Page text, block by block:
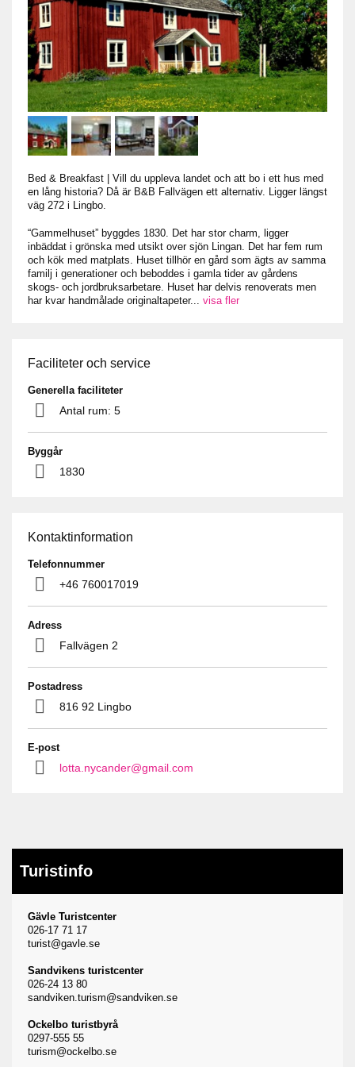
Bed & Breakfast
Vill du uppleva landet och att bo i ett hus med
en lång historia? Då är B&B Fallvägen ett alternativ. Ligger längst
väg 272 i Lingbo.
“Gammelhuset” byggdes 1830. Det har stor charm, ligger
inbäddat i grönska med utsikt over sjön Lingan. Det har fem rum
och kök med matplats. Huset tillhör en gård som ägts av samma
familj i generationer och beboddes i gamla tider av gårdens
skogs- och jordbruksarbetare. Huset har delvis renoverats men
har kvar handmålade originaltapeter... visa fler
Faciliteter och service
Generella faciliteter
Antal rum: 5
Byggår
1830
Kontaktinformation
Telefonnummer
+46 760017019
Adress
Fallvägen 2
Postadress
816 92 Lingbo
E-post
lotta.nycander@gmail.com
Turistinfo
Gävle Turistcenter
026-17 71 17
turist@gavle.se
Sandvikens turistcenter
026-24 13 80
sandviken.turism@sandviken.se
Ockelbo turistbyrå
0297-555 55
turism@ockelbo.se